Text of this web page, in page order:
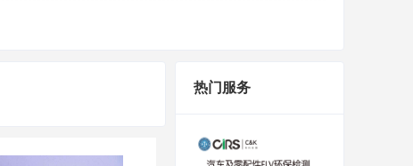
热门服务